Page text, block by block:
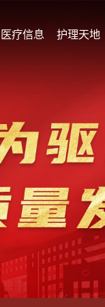
医疗信息 护理天地